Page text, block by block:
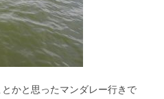
かと思ったマンダレー行きで